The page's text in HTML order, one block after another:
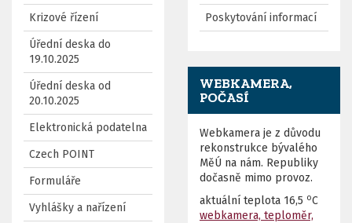
Krizové řízení
Úřední deska do
19.10.2025
Úřední deska od
20.10.2025
Elektronická podatelna
Czech POINT
Formuláře
Vyhlášky a nařízení
Poskytování informací
WEBKAMERA,
POČASÍ
Webkamera je z důvodu
rekonstrukce bývalého
MěÚ na nám. Republiky
dočasně mimo provoz.
aktuální teplota 16,5 oC
webkamera, teploměr,